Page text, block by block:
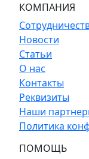
КОМПАНИЯ
Новости
Статьи
О нас
Контакты
Реквизиты
Наши
Политика
ПОМОЩЬ